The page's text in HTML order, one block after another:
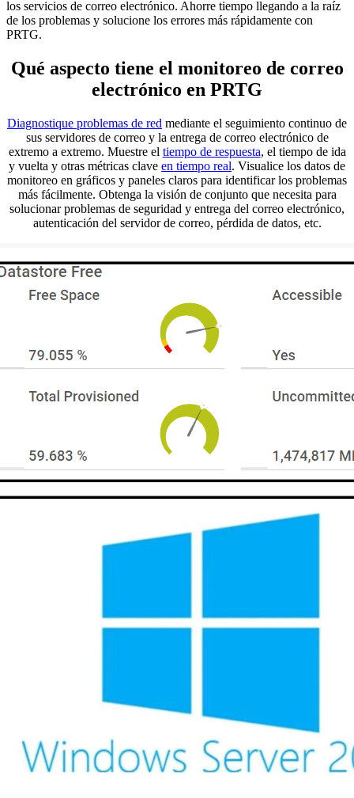
los servicios de correo electrónico. Ahorre tiempo llegando a la raíz
de los problemas y solucione los errores más rápidamente con
PRTG.
Qué aspecto tiene el monitoreo de correo
electrónico en PRTG
Diagnostique problemas de red mediante el seguimiento continuo de
sus servidores de correo y la entrega de correo electrónico de
extremo a extremo. Muestre el tiempo de respuesta, el tiempo de ida
y vuelta y otras métricas clave en tiempo real. Visualice los datos de
monitoreo en gráficos y paneles claros para identificar los problemas
más fácilmente. Obtenga la visión de conjunto que necesita para
solucionar problemas de seguridad y entrega del correo electrónico,
autenticación del servidor de correo, pérdida de datos, etc.